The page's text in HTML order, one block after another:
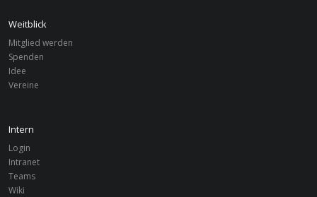
Weitblick
Mitglied werden
Spenden
Idee
Vereine
Intern
Login
Intranet
Teams
Wiki